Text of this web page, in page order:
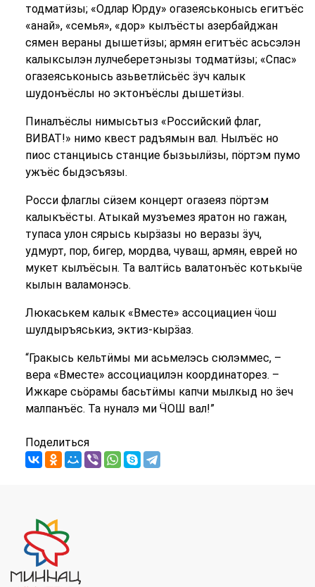
тодматӥзы; «Одлар Юрду» огазеяськонысь егитъёс
«анай», «семья», «дор» кылъёсты азербайджан
сямен вераны дышетӥзы; армян егитъёс асьсэлэн
калыксылэн лулчеберетэнызы тодматӥзы; «Спас»
огазеяськонысь азьветлӥсьёс ӟуч калык
шудонъёслы но эктонъёслы дышетӥзы.
Пиналъёслы нимысьтыз «Российский флаг,
ВИВАТ!» нимо квест радъямын вал. Нылъёс но
пиос станциысь станцие бызьылӥзы, пӧртэм пумо
ужъёс быдэсъязы.
Росси флаглы сӥзем концерт огазеяз пӧртэм
калыкъёсты. Атыкай музъемез яратон но гажан,
тупаса улон сярысь кырӟазы но веразы ӟуч,
удмурт, пор, бигер, мордва, чуваш, армян, еврей но
мукет кылъёсын. Та валтӥсь валатонъёс котькыӵе
кылын валамонэсь.
Люкаськем калык «Вместе» ассоциациен ӵош
шулдыръяськиз, эктиз-кырӟаз.
“Гракысь кельтӥмы ми асьмелэсь сюлэммес, –
вера «Вместе» ассоциацилэн координаторез. –
Ижкаре сьӧрамы басьтӥмы капчи мылкыд но ӟеч
малпанъёс. Та нуналэ ми ӴОШ вал!”
Поделиться